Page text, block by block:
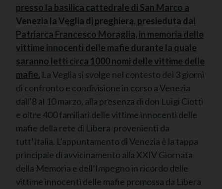
presso la basilica cattedrale di San Marco a
Venezia la Veglia di preghiera, presieduta dal
Patriarca Francesco Moraglia, in memoria delle
vittime innocenti delle mafie durante la quale
saranno letti circa 1000 nomi delle vittime delle
mafie. La Veglia si svolge nel contesto dei 3 giorni
di confronto e condivisione in corso a Venezia
dall’8 al 10 marzo, alla presenza di don Luigi Ciotti
e oltre 400 familiari delle vittime innocenti delle
mafie della rete di Libera provenienti da
tutt’Italia. L’appuntamento di Venezia è la tappa
principale di avvicinamento alla XXIV Giornata
della Memoria e dell’Impegno in ricordo delle
vittime innocenti delle mafie promossa da Libera